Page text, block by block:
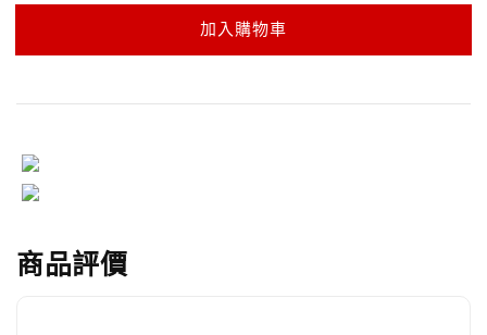
加入購物車
商品評價